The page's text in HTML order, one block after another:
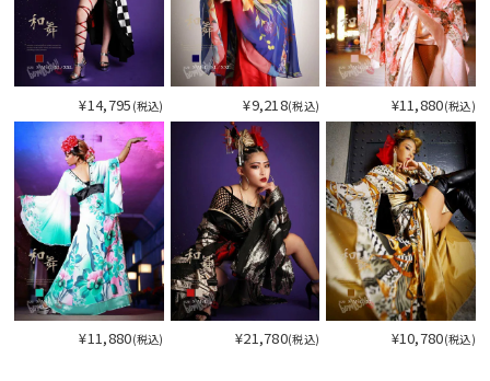
¥14,795 (税込) ¥9,218(税込) ¥11,880(税込)
¥11,880(税込) ¥21,780(税込) ¥10,780(税込)